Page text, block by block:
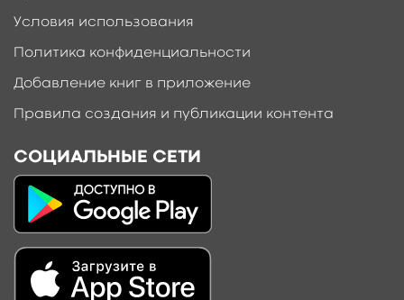
Условия использования
Политика конфиденциальности
Добавление книг в приложение
Правила создания и публикации контента
СОЦИАЛЬНЫЕ СЕТИ